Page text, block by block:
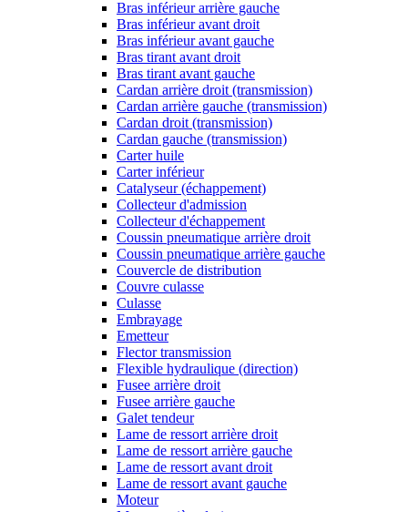
Bras inférieur arrière gauche
Bras inférieur avant droit
Bras inférieur avant gauche
Bras tirant avant droit
Bras tirant avant gauche
Cardan arrière droit (transmission)
Cardan arrière gauche (transmission)
Cardan droit (transmission)
Cardan gauche (transmission)
Carter huile
Carter inférieur
Catalyseur (échappement)
Collecteur d'admission
Collecteur d'échappement
Coussin pneumatique arrière droit
Coussin pneumatique arrière gauche
Couvercle de distribution
Couvre culasse
Culasse
Embrayage
Emetteur
Flector transmission
Flexible hydraulique (direction)
Fusee arrière droit
Fusee arrière gauche
Galet tendeur
Lame de ressort arrière droit
Lame de ressort arrière gauche
Lame de ressort avant droit
Lame de ressort avant gauche
Moteur